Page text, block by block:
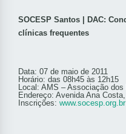
SOCESP Santos | DAC:
clínicas frequentes
Data: 07 de maio de 2011
Horário: das 08h45 às 12h15
Local: AMS – Associação
Endereço: Avenida Ana
Inscrições: www.socesp.org.br